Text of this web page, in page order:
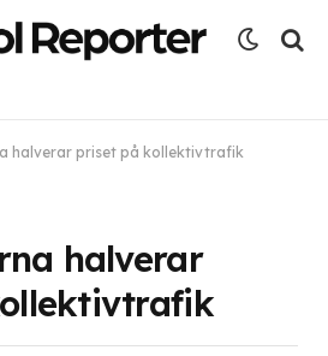
halverar priset på kollektivtrafik
halverar